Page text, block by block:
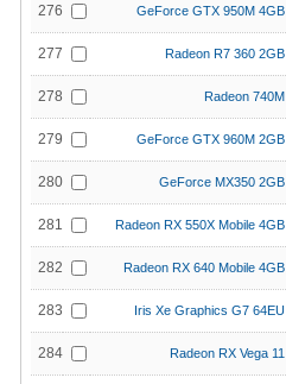
276 GeForce GTX 950M 4GB
277 Radeon R7 360 2GB
278 Radeon 740M
279 GeForce GTX 960M 2GB
280 GeForce MX350 2GB
281 Radeon RX 550X Mobile 4GB
282 Radeon RX 640 Mobile 4GB
283 Iris Xe Graphics G7 64EU
284 Radeon RX Vega 11